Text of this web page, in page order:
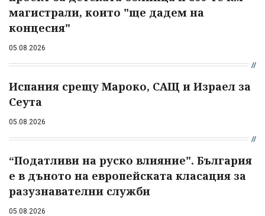
магистрали, които "ще дадем на
концесия"
05.08.2026
Испания срещу Мароко, САЩ и Израел за
Сеута
05.08.2026
“Податливи на руско влияние". България
е в дъното на европейската класация за
разузнавателни служби
05.08.2026